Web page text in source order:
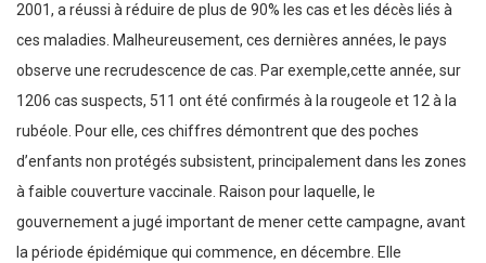
2001, a réussi à réduire de plus de 90% les cas et les décès liés à
ces maladies. Malheureusement, ces dernières années, le pays
observe une recrudescence de cas. Par exemple,cette année, sur
1206 cas suspects, 511 ont été confirmés à la rougeole et 12 à la
rubéole. Pour elle, ces chiffres démontrent que des poches
d’enfants non protégés subsistent, principalement dans les zones
à faible couverture vaccinale. Raison pour laquelle, le
gouvernement a jugé important de mener cette campagne, avant
la période épidémique qui commence, en décembre. Elle